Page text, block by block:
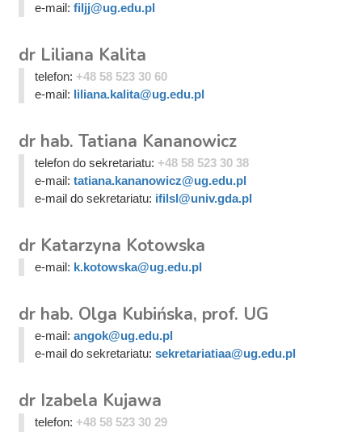
e-mail: filjj@ug.edu.pl
dr Liliana Kalita
telefon: +48 58 523 30 60
e-mail: liliana.kalita@ug.edu.pl
dr hab. Tatiana Kananowicz
telefon do sekretariatu: +48 58 523 30 38
e-mail: tatiana.kananowicz@ug.edu.pl
e-mail do sekretariatu: ifilsl@univ.gda.pl
dr Katarzyna Kotowska
e-mail: k.kotowska@ug.edu.pl
dr hab. Olga Kubińska, prof. UG
e-mail: angok@ug.edu.pl
e-mail do sekretariatu: sekretariatiaa@ug.edu.pl
dr Izabela Kujawa
telefon: +48 58 523 30 29